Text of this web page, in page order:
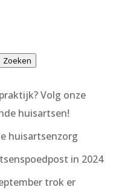
Zoeken
Volg onze
huisartsen!
huisartsenzorg
in 2024
trok er